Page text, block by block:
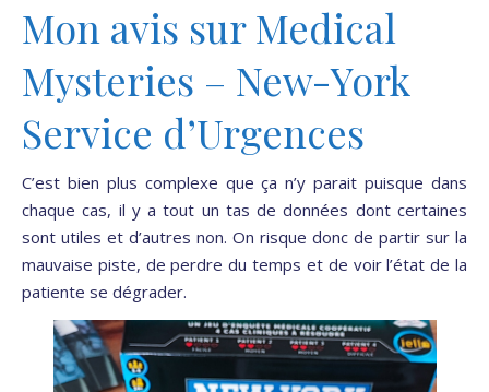
Mon avis sur Medical
Mysteries – New-York
Service d’Urgences
C’est bien plus complexe que ça n’y parait puisque dans
chaque cas, il y a tout un tas de données dont certaines
sont utiles et d’autres non. On risque donc de partir sur la
mauvaise piste, de perdre du temps et de voir l’état de la
patiente se dégrader.